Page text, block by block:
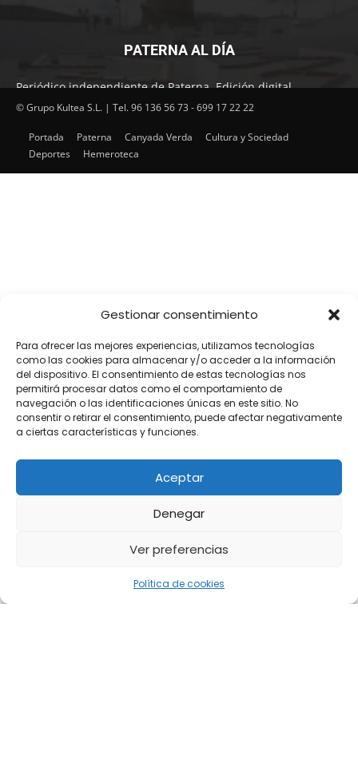
Gestionar consentimiento
Para ofrecer las mejores experiencias, utilizamos tecnologías
como las cookies para almacenar y/o acceder a la información
del dispositivo. El consentimiento de estas tecnologías nos
permitirá procesar datos como el comportamiento de
navegación o las identificaciones únicas en este sitio. No
consentir o retirar el consentimiento, puede afectar negativamente
a ciertas características y funciones.
Aceptar
Denegar
Ver preferencias
Política de cookies
PATERNA AL DÍA
Periódico independiente de Paterna. Edición digital.
Encuentra cada mes en tu punto habitual nuestra edición
Paterna.
© Grupo Kultea S.L. | Tel. 96 136 56 73 - 699 17 22 22
Portada Paterna Canyada Verda
Cultura y Sociedad
Deportes
Hemeroteca